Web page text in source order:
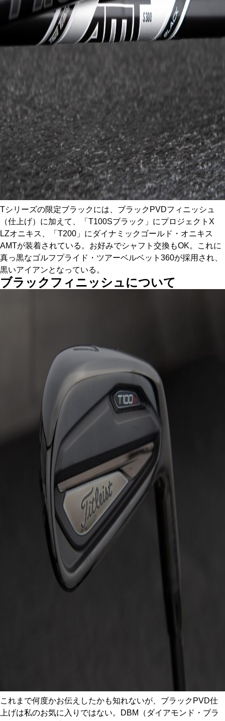
Tシリーズの限定ブラックには、ブラックPVDフィニッシュ
（仕上げ）に加えて、「T100Sブラック」にプロジェクトX
LZオニキス、「T200」にダイナミックゴールド・オニキス
AMTが装着されている。お好みでシャフト交換もOK。これに
真っ黒なゴルフプライド・ツアーベルベット360が採用され、
黒いアイアンとなっている。
ブラックフィニッシュについて
これまで何度かお伝えしたかも知れないが、ブラックPVD仕
上げは私のお気に入りではない。DBM（ダイアモンド・ブラ